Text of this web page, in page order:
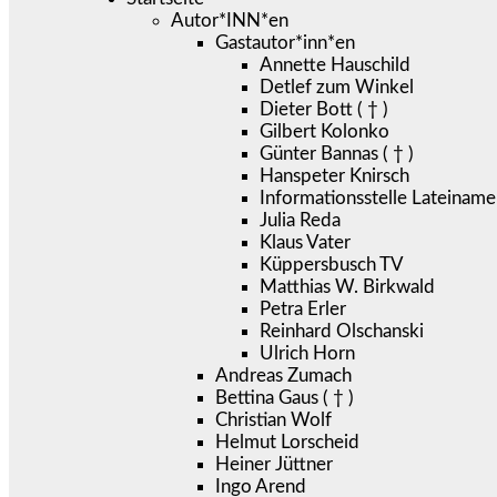
Autor*INN*en
Gastautor*inn*en
Annette Hauschild
Detlef zum Winkel
Dieter Bott ( † )
Gilbert Kolonko
Günter Bannas ( † )
Hanspeter Knirsch
Informationsstelle
Julia Reda
Klaus Vater
Küppersbusch TV
Matthias W. Birkwald
Petra Erler
Reinhard Olschanski
Ulrich Horn
Andreas Zumach
Bettina Gaus ( † )
Christian Wolf
Helmut Lorscheid
Heiner Jüttner
Ingo Arend